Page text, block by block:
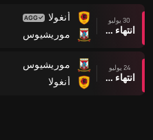
30 يوليو
انتهاء وقت المباراة
أنغولا
موريشيوس
24 يوليو
انتهاء وقت المباراة
موريشيوس
أنغولا